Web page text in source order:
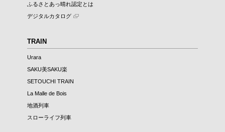
ふるさとあっ晴れ認定とは
デジタルカタログ
TRAIN
Urara
SAKU美SAKU楽
SETOUCHI TRAIN
La Malle de Bois
地酒列車
スローライフ列車